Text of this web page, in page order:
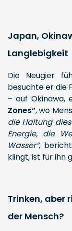
Japan,
Langlebigkeit
Die Neugier
besuchte er die
– auf Okinawa,
Zones“, wo
die Haltung
Energie, die
Wasser“,
klingt, ist für ihn
Trinken, aber
der Mensch?